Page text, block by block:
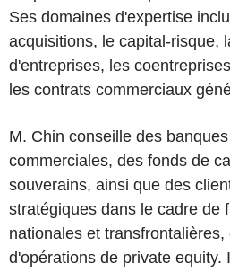
Ses domaines d'expertise
acquisitions, le capital-risque,
d'entreprises, les
les contrats commerciaux
M. Chin conseille des
commerciales, des fonds de
souverains, ainsi que des
stratégiques dans le cadre de
nationales et
d'opérations de private equity.